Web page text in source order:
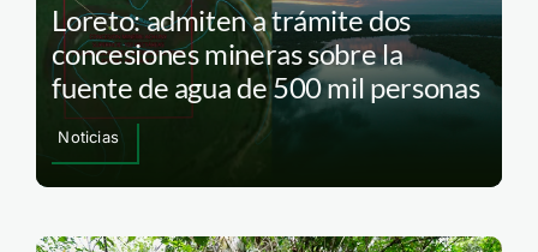
Loreto: admiten a trámite dos
concesiones mineras sobre la
fuente de agua de 500 mil personas
Noticias